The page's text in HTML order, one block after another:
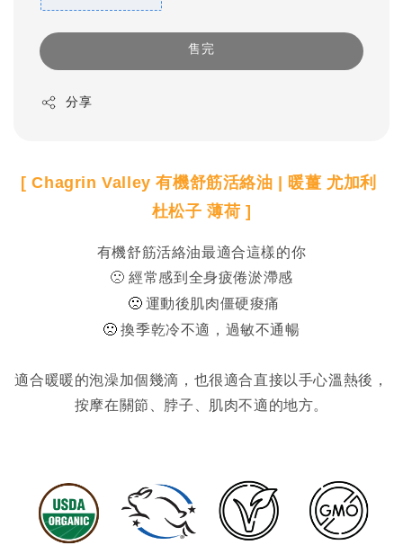
售完
分享
[ Chagrin Valley 有機舒筋活絡油 | 暖薑 尤加利
杜松子 薄荷 ]
有機舒筋活絡油最適合這樣的你
🙁 經常感到全身疲倦淤滯感
🙁 運動後肌肉僵硬痠痛
🙁 換季乾冷不適，過敏不通暢
適合暖暖的泡澡加個幾滴，也很適合直接以手心溫熱後，
按摩在關節、脖子、肌肉不適的地方。